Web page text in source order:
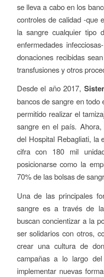
se lleva a cabo en los
controles de calidad -que
la sangre cualquier tipo
enfermedades
donaciones recibidas
transfusiones y otros
Desde el año 2017,
bancos de sangre en todo
permitido realizar el
sangre en el país.
del Hospital Rebagliati, la
cifra con 180 mil
posicionarse como la
70% de las bolsas de
Una de las principales
sangre es a través de
buscan concientizar a la
ser solidarios con otros,
crear una cultura de
campañas a lo largo
implementar nuevas